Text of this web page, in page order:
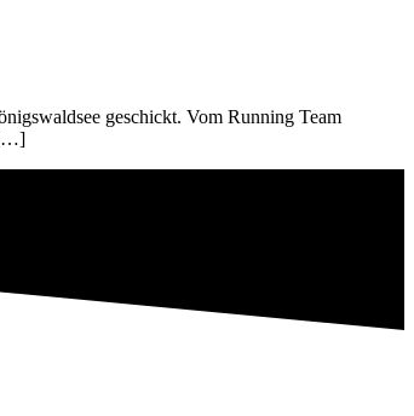
geschickt. Vom Running Team
[…]